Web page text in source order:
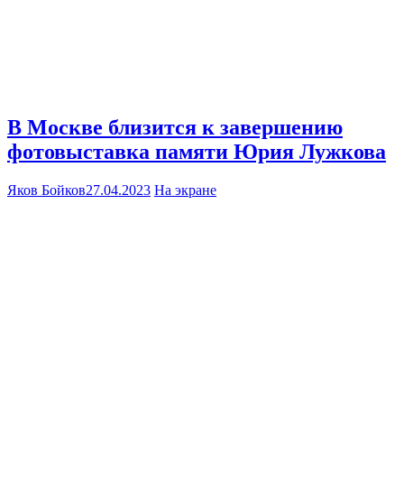
В Москве близится к завершению
фотовыставка памяти Юрия Лужкова
Яков Бойков27.04.2023 На экране